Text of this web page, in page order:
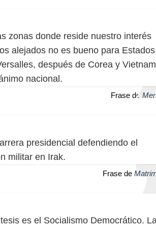
zonas donde reside nuestro interés
alejados no es bueno para Estados
después de Corea y
nacional.
Frase de
presidencial defendiendo el
militar en Irak.
Frase de
es el Socialismo Democrático.